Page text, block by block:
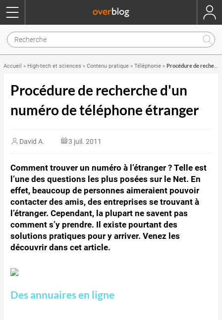
Accueil » High-tech et sciences » Contenu pratique » Téléphonie » Procédure de recherche d'un numéro de téléphone étranger
Procédure de recherche d'un
numéro de téléphone étranger
David A. 3 juil. 2011
Comment trouver un numéro à l’étranger ? Telle est
l’une des questions les plus posées sur le Net. En
effet, beaucoup de personnes aimeraient pouvoir
contacter des amis, des entreprises se trouvant à
l’étranger. Cependant, la plupart ne savent pas
comment s’y prendre. Il existe pourtant des
solutions pratiques pour y arriver. Venez les
découvrir dans cet article.
Des annuaires en ligne